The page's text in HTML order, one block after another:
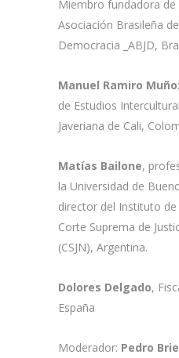
Miembro fundadora de
Asociación Brasileña
Democracia _ABJD,
Manuel Ramiro
de Estudios
Javeriana de Cali,
Matías Bailone,
la Universidad de
director del Instituto
Corte Suprema de
(CSJN), Argentina.
Dolores Delgado,
España
Moderador: Pedro